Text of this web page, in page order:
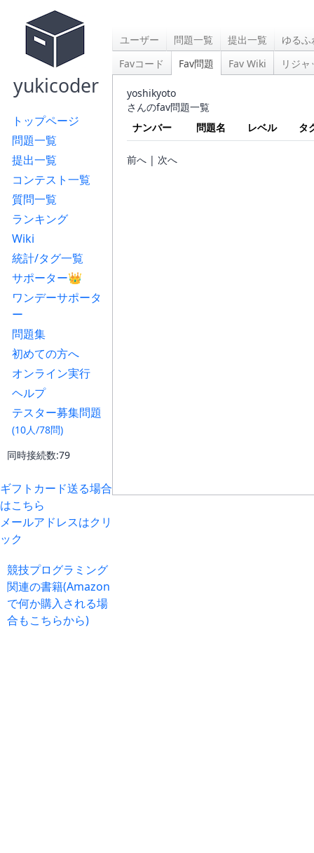
yukicoder
トップページ
問題一覧
提出一覧
コンテスト一覧
質問一覧
ランキング
Wiki
統計/タグ一覧
サポーター👑
ワンデーサポータ
ー
問題集
初めての方へ
オンライン実行
ヘルプ
テスター募集問題
(10人/78問)
同時接続数:79
ギフトカード送る場合
はこちら
メールアドレスはクリ
ック
競技プログラミング
関連の書籍(Amazon
で何か購入される場
合もこちらから)
ユーザー 問題一覧 提出一覧
ゆる
Favコード
Fav問題 Fav Wiki リジ
yoshikyoto
さんのfav問題一覧
ナンバー
問題名 レベル タ
前へ | 次へ